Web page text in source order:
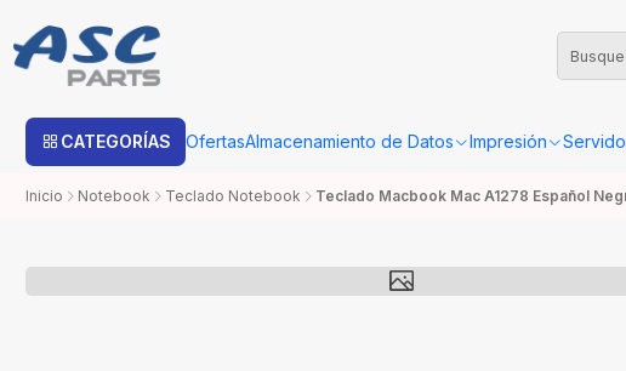
CATEGORÍAS OfertasAlmacenamiento de Datos Impresión
Estimado cliente: Una vez su compra sea procesada con Boleta o
Inicio Notebook Teclado Notebook Teclado Macbook Mac A1278 Español